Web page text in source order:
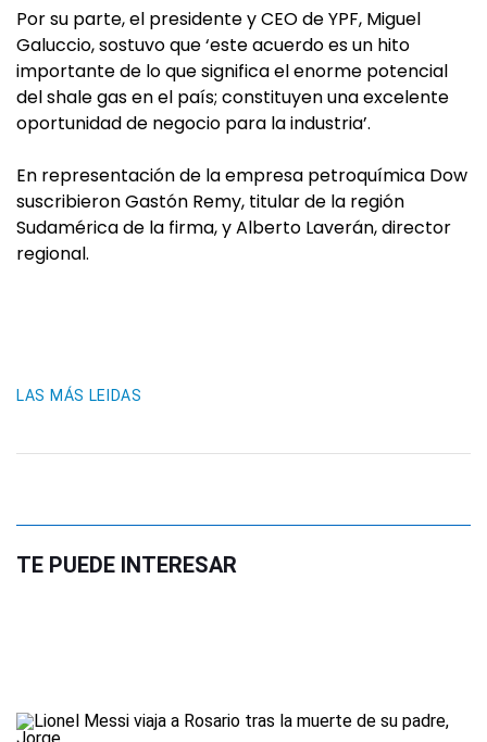
Por su parte, el presidente y CEO de YPF, Miguel
Galuccio, sostuvo que ‘este acuerdo es un hito
importante de lo que significa el enorme potencial
del shale gas en el país; constituyen una excelente
oportunidad de negocio para la industria’.
En representación de la empresa petroquímica Dow
suscribieron Gastón Remy, titular de la región
Sudamérica de la firma, y Alberto Laverán, director
regional.
LAS MÁS LEIDAS
TE PUEDE INTERESAR